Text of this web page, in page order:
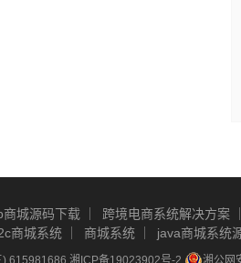
商城源码下载 跨境电商系统解决方案
商城系统 商城系统 java商城系统
) 615981686 湘ICP备19023902号-2 湘公网